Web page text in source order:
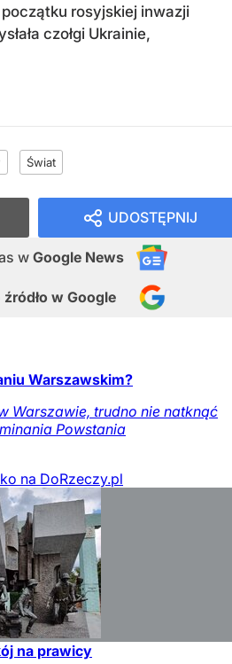
rosyjskiej inwazji
czołgi Ukrainie,
Świat
UDOSTĘPNIJ
w Google News
źródło w Google
Warszawskim?
Warszawie, trudno nie natknąć
Powstania
na DoRzeczy.pl
na prawicy